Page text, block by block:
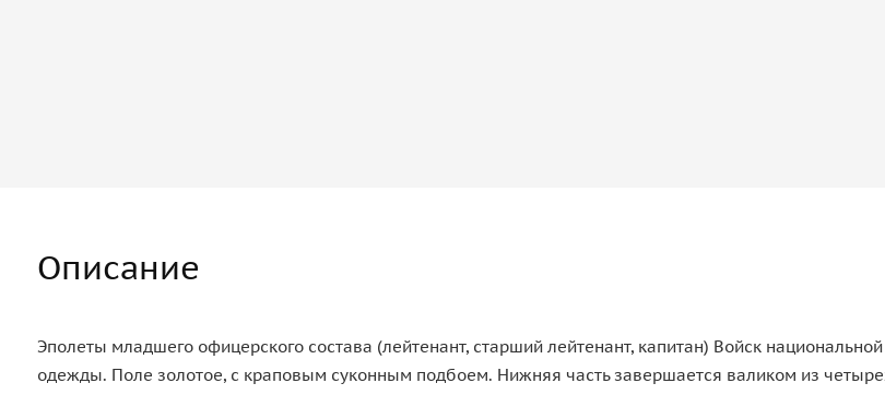
Описание
Эполеты младшего офицерского состава (лейтенант, старший лейтенант, капитан) Войск
одежды. Поле золотое, с краповым суконным подбоем. Нижняя часть завершается валиком из